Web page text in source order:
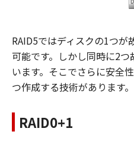
RAID5ではディスクの1つ
可能です。しかし同時に2
います。そこでさらに安全
つ作成する技術があります
RAID0+1